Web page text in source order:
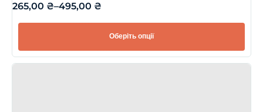
265,00 ₴–495,00 ₴
Оберіть опції